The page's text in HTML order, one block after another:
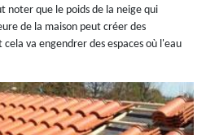
noter que le poids de la neige qui
de la maison peut créer des
va engendrer des espaces où l'eau